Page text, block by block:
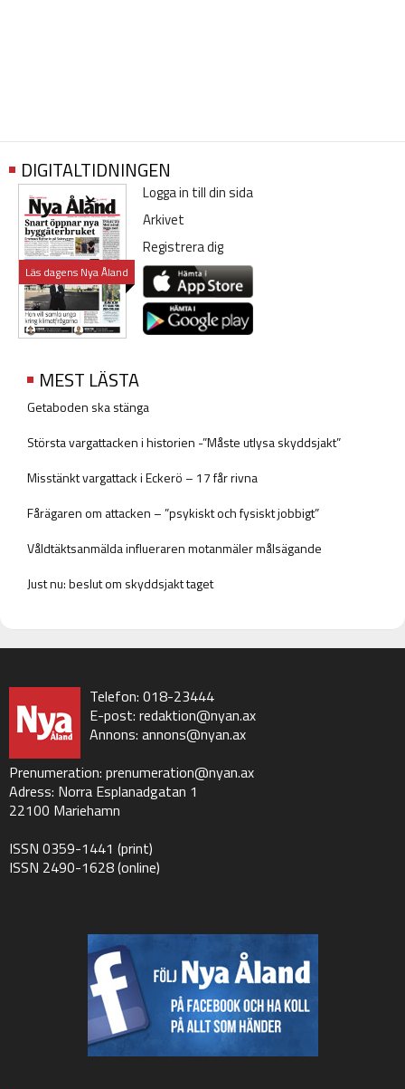
DIGITALTIDNINGEN
Läs dagens Nya Åland
Logga in till din sida
Arkivet
Registrera dig
MEST LÄSTA
Getaboden ska stänga
Största vargattacken i historien -”Måste utlysa skyddsjakt”
Misstänkt vargattack i Eckerö – 17 får rivna
Fårägaren om attacken – ”psykiskt och fysiskt jobbigt”
Våldtäktsanmälda influeraren motanmäler målsägande
Just nu: beslut om skyddsjakt taget
Telefon: 018-23444
E-post: redaktion@nyan.ax
Annons: annons@nyan.ax
Prenumeration: prenumeration@nyan.ax
Adress: Norra Esplanadgatan 1
22100 Mariehamn
ISSN 0359-1441 (print)
ISSN 2490-1628 (online)